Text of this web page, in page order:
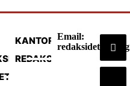
KANTOR
REDAKSI
Email: